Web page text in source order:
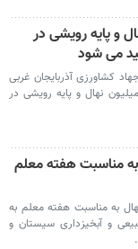
نهال و پایه رویشی در
می شود
کشاورزی آذربایجان غربی
نهال و پایه رویشی در
مناسبت هفته معلم
به مناسبت هفته معلم به
و آبخیزداری سیستان و